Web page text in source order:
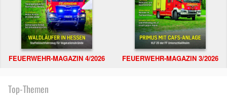
FEUERWEHR-MAGAZIN 4/2026 FEUERWEHR-MAGAZIN 3/2026
Top-Themen